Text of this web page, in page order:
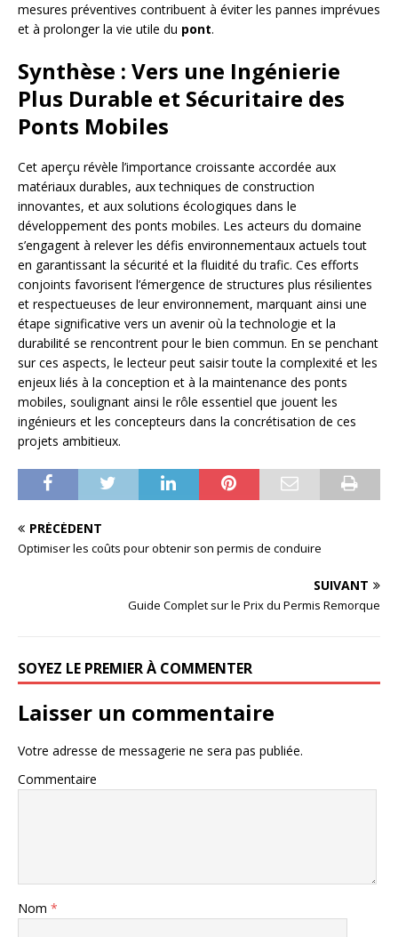
mesures préventives contribuent à éviter les pannes imprévues
et à prolonger la vie utile du pont.
Synthèse : Vers une Ingénierie
Plus Durable et Sécuritaire des
Ponts Mobiles
Cet aperçu révèle l’importance croissante accordée aux
matériaux durables, aux techniques de construction
innovantes, et aux solutions écologiques dans le
développement des ponts mobiles. Les acteurs du domaine
s’engagent à relever les défis environnementaux actuels tout
en garantissant la sécurité et la fluidité du trafic. Ces efforts
conjoints favorisent l’émergence de structures plus résilientes
et respectueuses de leur environnement, marquant ainsi une
étape significative vers un avenir où la technologie et la
durabilité se rencontrent pour le bien commun. En se penchant
sur ces aspects, le lecteur peut saisir toute la complexité et les
enjeux liés à la conception et à la maintenance des ponts
mobiles, soulignant ainsi le rôle essentiel que jouent les
ingénieurs et les concepteurs dans la concrétisation de ces
projets ambitieux.
PRÉCÉDENT
Optimiser les coûts pour obtenir son permis de conduire
SUIVANT
Guide Complet sur le Prix du Permis Remorque
SOYEZ LE PREMIER À COMMENTER
Laisser un commentaire
Votre adresse de messagerie ne sera pas publiée.
Commentaire
Nom *